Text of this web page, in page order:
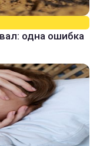
одна ошибка